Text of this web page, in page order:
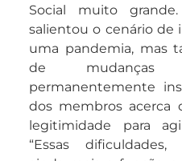
Social muito
salientou o cenário de
uma pandemia, mas
de mudanças
permanentemente
dos membros acerca
legitimidade para
“Essas